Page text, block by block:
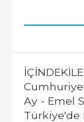
Ay - Emel
Türkiye'de